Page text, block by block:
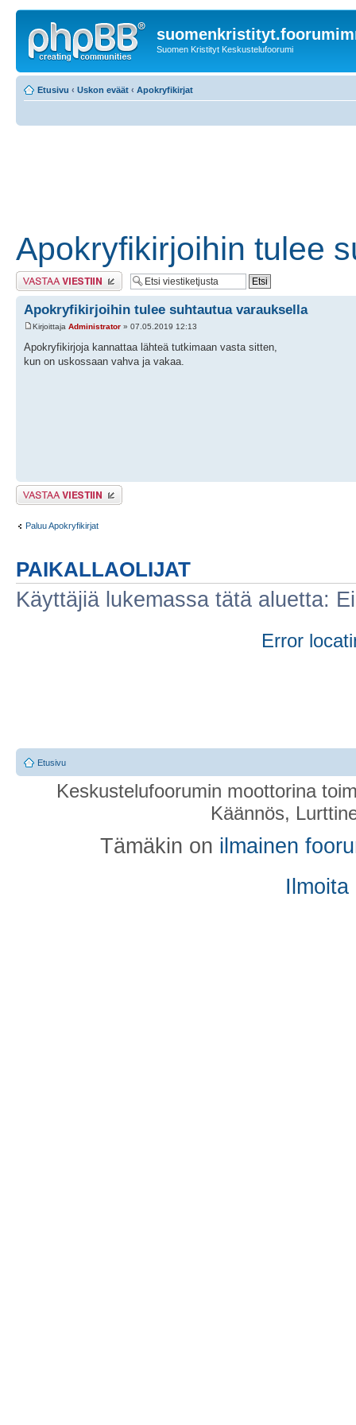
Suomen Kristityt Keskustelufoorumi
Etusivu ‹ Uskon eväät ‹ Apokryfikirjat
Apokryfikirjoihin tulee
Lähetä vastaus
Apokryfikirjoihin tulee suhtautua varauksella
Kirjoittaja Administrator » 07.05.2019 12:13
Apokryfikirjoja kannattaa lähteä tutkimaan vasta sitten,
kun on uskossaan vahva ja vakaa.
Lähetä vastaus
Paluu Apokryfikirjat
PAIKALLAOLIJAT
Käyttäjiä lukemassa tätä aluetta:
Error
Etusivu
Keskustelufoorumin moottorina
Käännös,
Tämäkin on ilmainen